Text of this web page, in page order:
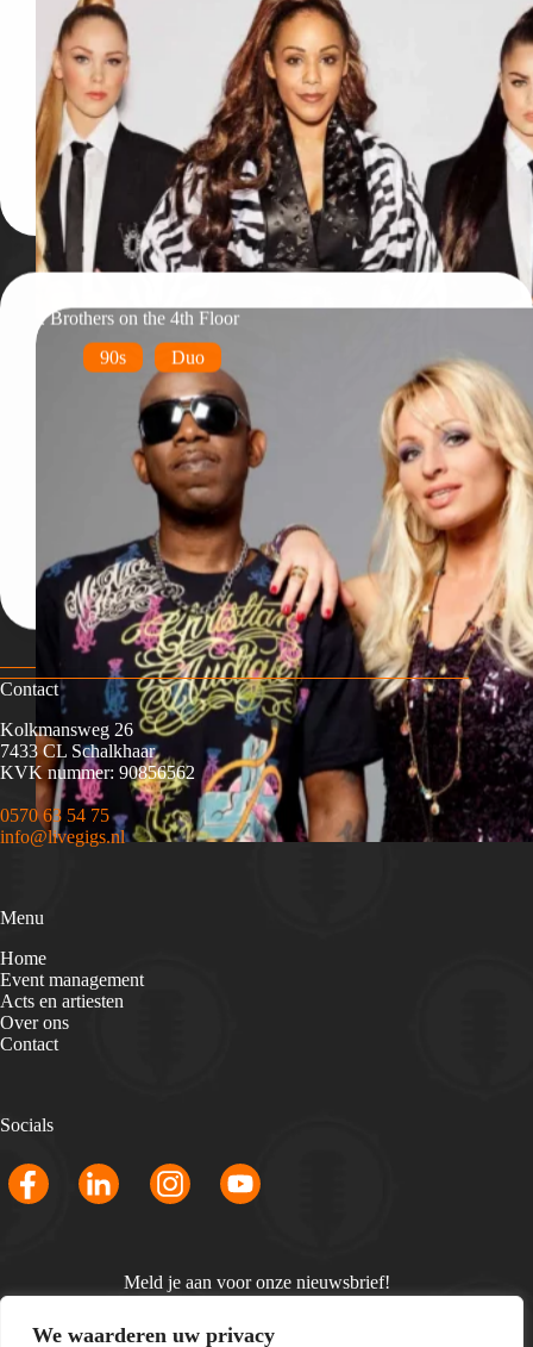
We waarderen uw privacy
2 Brothers on the 4th Floor
90s
Duo
Contact
Kolkmansweg 26
7433 CL Schalkhaar
KVK nummer: 90856562
0570 63 54 75
info@livegigs.nl
Menu
Home
Event management
Acts en artiesten
Over ons
Contact
Socials
Meld je aan voor onze nieuwsbrief!
*